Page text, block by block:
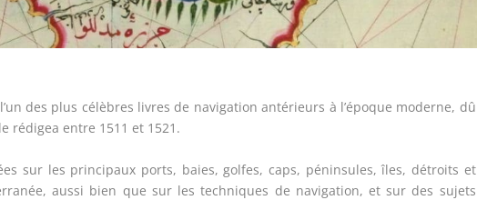
des plus célèbres livres de navigation antérieurs à l’époque moderne, dû
rédigea entre 1511 et 1521.
sur les principaux ports, baies, golfes, caps, péninsules, îles, détroits et
aussi bien que sur les techniques de navigation, et sur des sujets